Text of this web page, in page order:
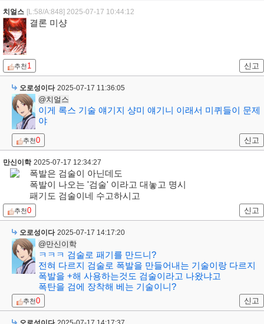
치얼스 [L:58/A:848] 2025-07-17 10:44:12
결론 미샹
추천 1 신고
오로성이다 2025-07-17 11:36:05
@치얼스
이게 록스 기술 얘기지 샹미 얘기니 이래서 미퀴들이 문제
야
추천0 신고
만신이학 2025-07-17 12:34:27
폭발은 검술이 아닌데도
폭발이 나오는 '검술' 이라고 대놓고 명시
패기도 검술이네 수고하시고
추천0 신고
오로성이다 2025-07-17 14:17:20
@만신이학
ㅋㅋㅋ 검술로 패기를 만드니?
전혀 다르지 검술로 폭발을 만들어내는 기술이랑 다르지
폭발을 +해 사용하는것도 검술이라고 나왔냐고
폭탄을 검에 장착해 베는 기술이니?
추천0 신고